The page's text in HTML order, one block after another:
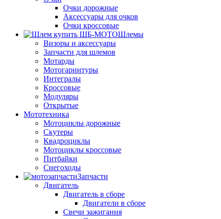
Очки дорожные
Аксессуары для очков
Очки кроссовые
Шлемы
Визоры и аксессуары
Запчасти для шлемов
Мотарды
Мотогарнитуры
Интегралы
Кроссовые
Модуляры
Открытые
Мототехника
Мотоциклы дорожные
Скутеры
Квадроциклы
Мотоциклы кроссовые
Питбайки
Снегоходы
Запчасти
Двигатель
Двигатель в сборе
Двигатели в сборе
Свечи зажигания